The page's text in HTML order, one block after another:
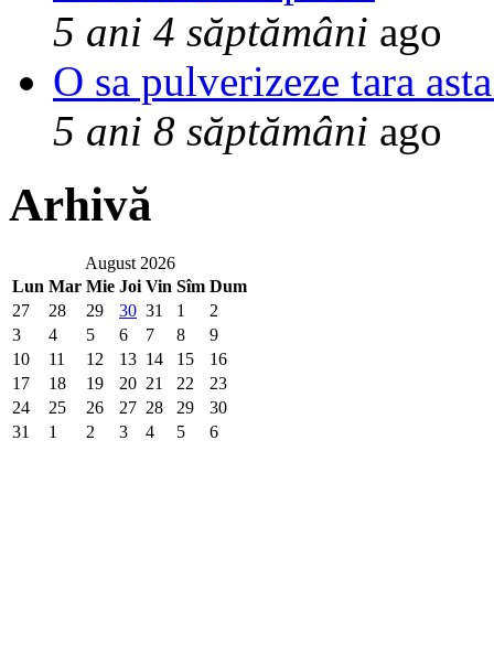
5 ani 4 săptămâni ago
O sa pulverizeze tara
5 ani 8 săptămâni ago
Arhivă
August 2026
Lun Mar Mie Joi Vin Sîm Dum
27
28 29 30 31 1
2
3
4 5 6 7 8
9
10
11 12 13 14 15
16
17
18 19 20 21 22
23
24
25 26 27 28 29
30
31
1 2 3 4 5 6